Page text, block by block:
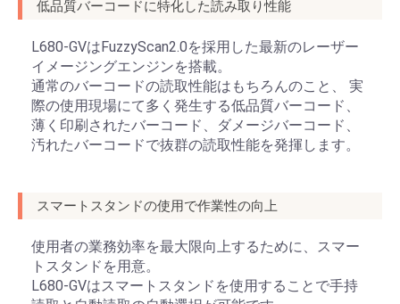
低品質バーコードに特化した読み取り性能
L680-GVはFuzzyScan2.0を採用した最新のレーザー
イメージングエンジンを搭載。
通常のバーコードの読取性能はもちろんのこと、 実
際の使用現場にて多く発生する低品質バーコード、
薄く印刷されたバーコード、ダメージバーコード、
汚れたバーコードで抜群の読取性能を発揮します。
スマートスタンドの使用で作業性の向上
使用者の業務効率を最大限向上するために、スマー
トスタンドを用意。
L680-GVはスマートスタンドを使用することで手持